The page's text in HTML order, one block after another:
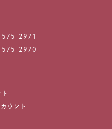
2971
2970
ウント